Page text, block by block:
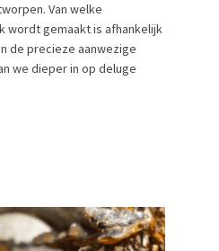
Van welke
wordt gemaakt is afhankelijk
de precieze aanwezige
we dieper in op deluge